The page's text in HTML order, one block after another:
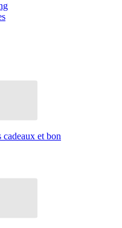
et bon